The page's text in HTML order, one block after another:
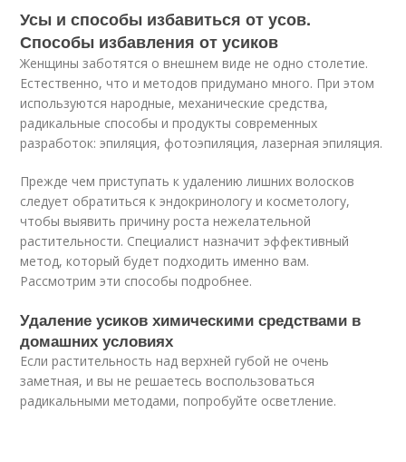
Усы и способы избавиться от усов.
Способы избавления от усиков
Женщины заботятся о внешнем виде не одно столетие.
Естественно, что и методов придумано много. При этом
используются народные, механические средства,
радикальные способы и продукты современных
разработок: эпиляция, фотоэпиляция, лазерная эпиляция.
Прежде чем приступать к удалению лишних волосков
следует обратиться к эндокринологу и косметологу,
чтобы выявить причину роста нежелательной
растительности. Специалист назначит эффективный
метод, который будет подходить именно вам.
Рассмотрим эти способы подробнее.
Удаление усиков химическими средствами в
домашних условиях
Если растительность над верхней губой не очень
заметная, и вы не решаетесь воспользоваться
радикальными методами, попробуйте осветление.